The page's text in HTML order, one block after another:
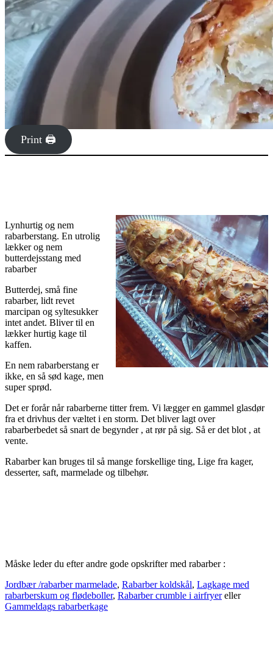
Print 🖨
Lynhurtig og nem
rabarberstang. En utrolig
lækker og nem
butterdejsstang med
rabarber
Butterdej, små fine
rabarber, lidt revet
marcipan og syltesukker
intet andet. Bliver til en
lækker hurtig kage til
kaffen.
En nem rabarberstang er
ikke, en så sød kage, men
super sprød.
Det er forår når rabarberne titter frem. Vi lægger en gammel glasdør
fra et drivhus der væltet i en storm. Det bliver lagt over
rabarberbedet så snart de begynder , at rør på sig. Så er det blot , at
vente.
Rabarber kan bruges til så mange forskellige ting, Lige fra kager,
desserter, saft, marmelade og tilbehør.
Måske leder du efter andre gode opskrifter med rabarber :
Jordbær /rabarber marmelade, Rabarber koldskål, Lagkage med
rabarberskum og flødeboller, Rabarber crumble i airfryereller
Gammeldags rabarberkage